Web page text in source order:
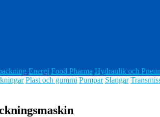
Energi Food Pharma Hydraulik och
Plast och gummi Pumpar Slangar